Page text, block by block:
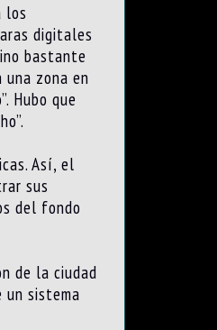
los
digitales
bastante
zona en
Hubo que
Así, el
sus
del fondo
de la ciudad
un sistema